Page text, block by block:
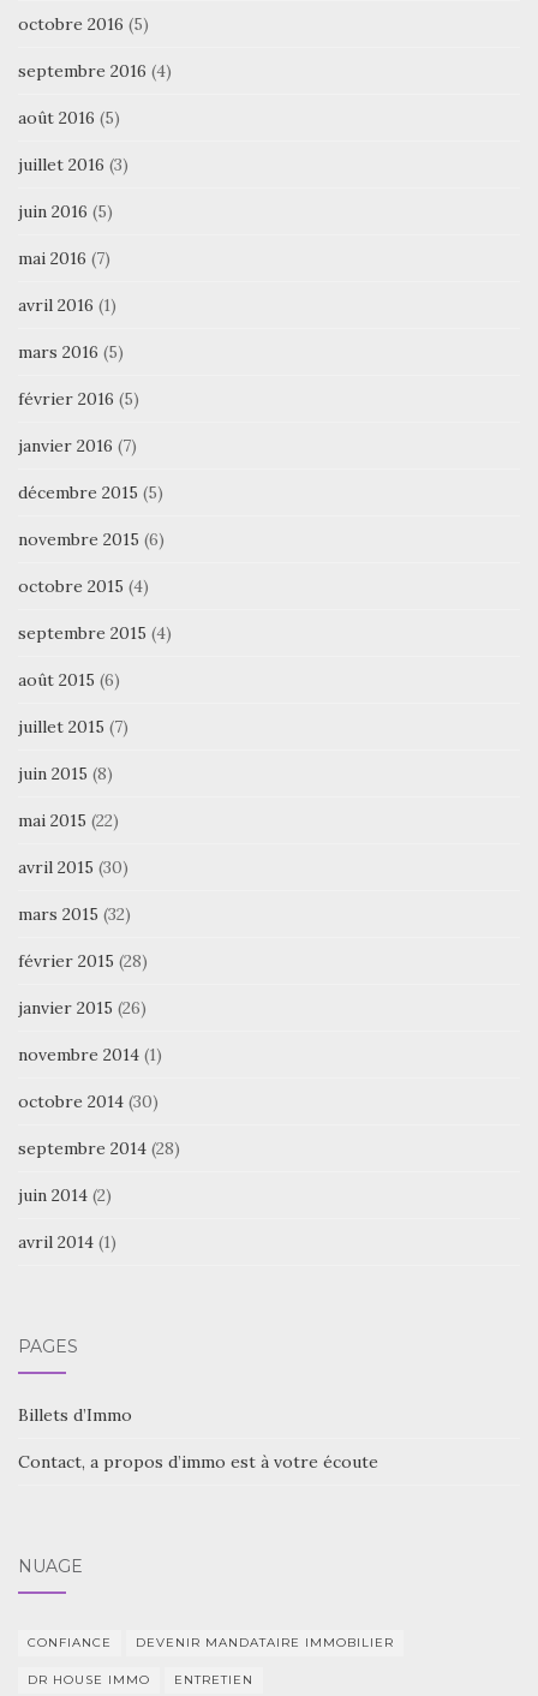
octobre 2016 (5)
septembre 2016 (4)
août 2016 (5)
juillet 2016 (3)
juin 2016 (5)
mai 2016 (7)
avril 2016 (1)
mars 2016 (5)
février 2016 (5)
janvier 2016 (7)
décembre 2015 (5)
novembre 2015 (6)
octobre 2015 (4)
septembre 2015 (4)
août 2015 (6)
juillet 2015 (7)
juin 2015 (8)
mai 2015 (22)
avril 2015 (30)
mars 2015 (32)
février 2015 (28)
janvier 2015 (26)
novembre 2014 (1)
octobre 2014 (30)
septembre 2014 (28)
juin 2014 (2)
avril 2014 (1)
PAGES
Billets d’Immo
Contact, a propos d’immo est à votre écoute
NUAGE
CONFIANCE DEVENIR MANDATAIRE IMMOBILIER
DR HOUSE IMMO ENTRETIEN